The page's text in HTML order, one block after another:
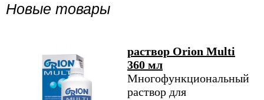
Новые товары
раствор Orion Multi
360 мл
Многофункциональный
раствор для